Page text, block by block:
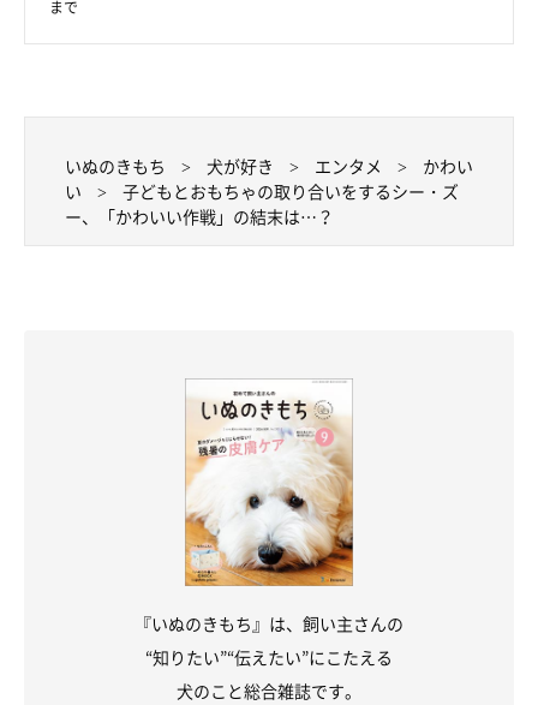
まで
いぬのきもち 犬が好き エンタメ
かわい
い
子どもとおもちゃの取り合いをするシー・ズ
ー、「かわいい作戦」の結末は…？
『いぬのきもち』は、飼い主さんの
“知りたい”“伝えたい”にこたえる
犬のこと総合雑誌です。